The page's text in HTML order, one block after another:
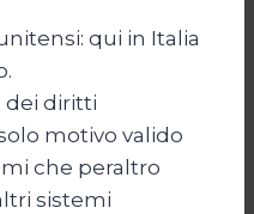
qui in Italia
dei diritti
motivo valido
che peraltro
sistemi